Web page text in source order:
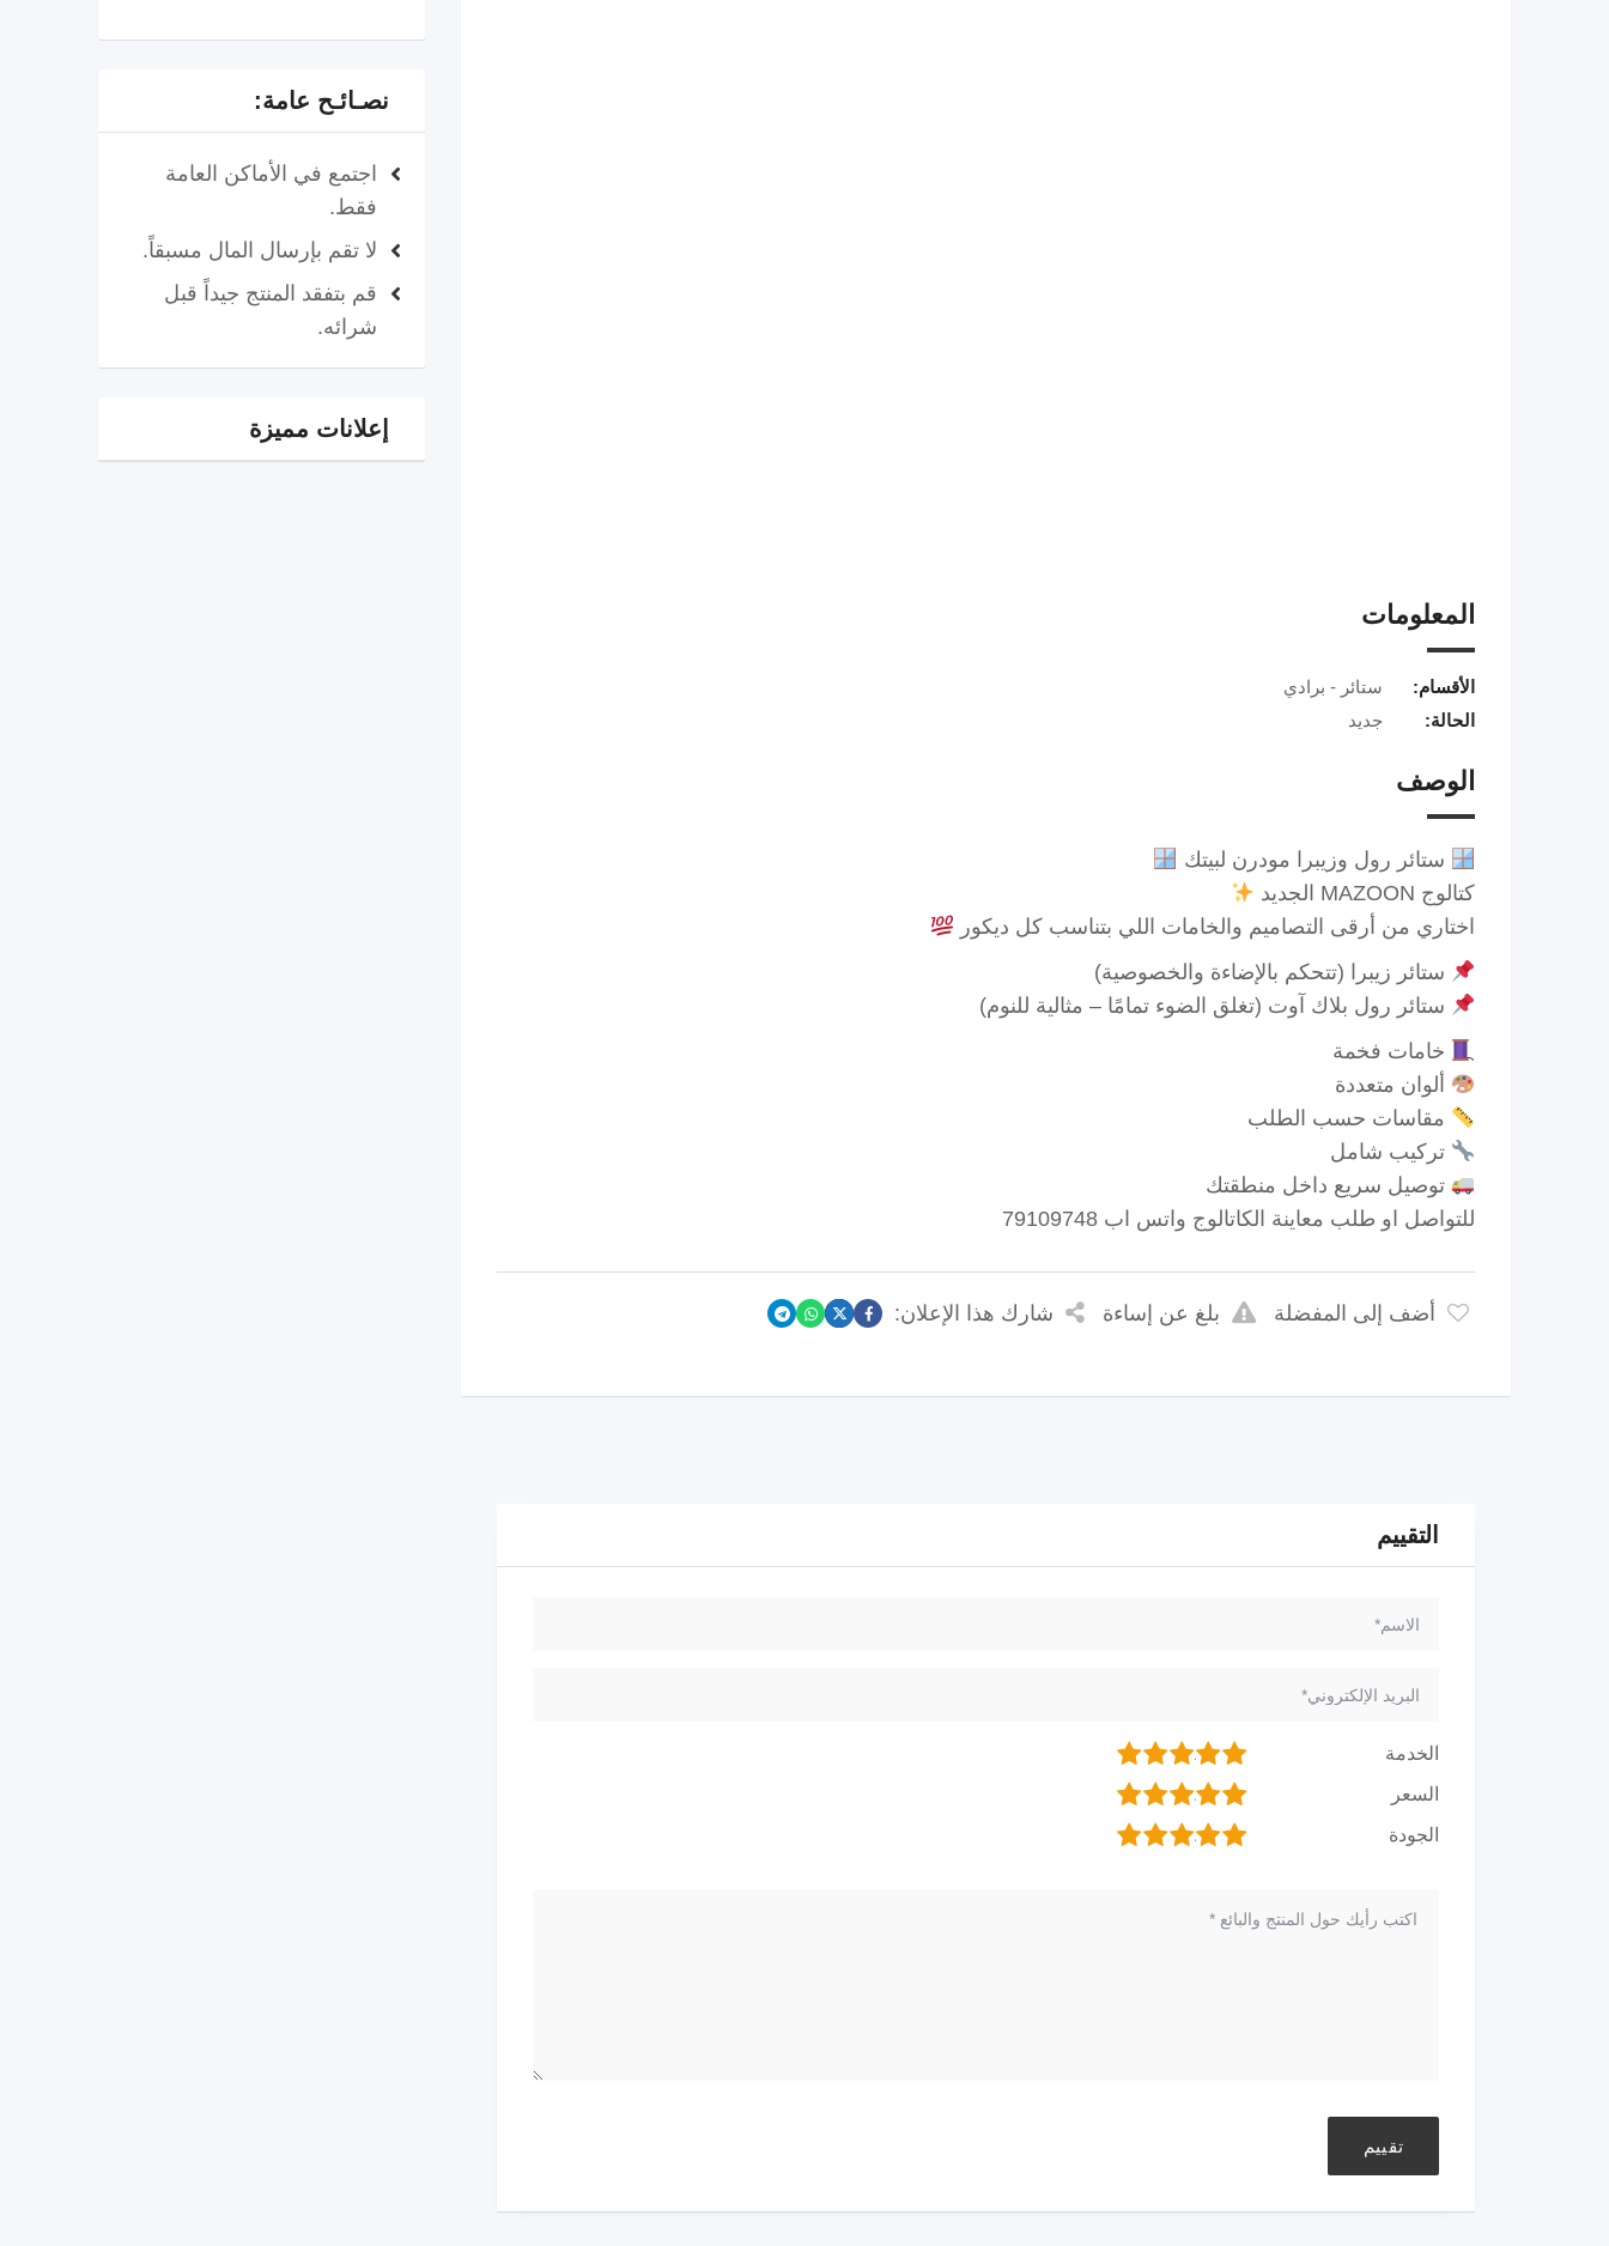
المعلومات
الأقسام:
ستائر - برادي
الحالة:
جديد
الوصف
ستائر رول وزيبرا مودرن لبيتك
كتالوج MAZOON الجديد
اختاري من أرقى التصاميم والخامات اللي بتناسب كل ديكور
ستائر زيبرا (تتحكم بالإضاءة والخصوصية)
ستائر رول بلاك آوت (تغلق الضوء تمامًا – مثالية للنوم)
خامات فخمة
ألوان متعددة
مقاسات حسب الطلب
تركيب شامل
توصيل سريع داخل منطقتك
للتواصل او طلب معاينة الكاتالوج واتس اب 79109748
أضف إلى المفضلة بلغ عن إساءة شارك هذا الإعلان:
التقييم
الخدمة 5
4
3
2
السعر 5
4
3
2
الجودة 5
4
3
2
نصـائـح عامة:
اجتمع في الأماكن العامة
فقط.
لا تقم بإرسال المال مسبقاً.
قم بتفقد المنتج جيداً قبل
شرائه.
إعلانات مميزة